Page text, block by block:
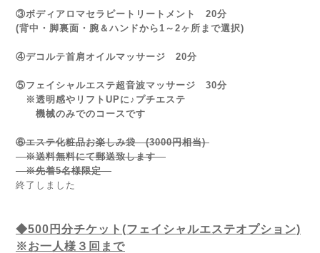
③ボディアロマセラピートリートメント 20分
(背中・脚裏面・腕＆ハンドから1～2ヶ所まで選択)
④デコルテ首肩オイルマッサージ 20分
⑤フェイシャルエステ超音波マッサージ 30分
※透明感やリフトUPに♪プチエステ
機械のみでのコースです
⑥エステ化粧品お楽しみ袋 (3000円相当)
※送料無料にて郵送致します
※先着5名様限定
終了しました
◆500円分チケット(フェイシャルエステオプション)
※お一人様３回まで